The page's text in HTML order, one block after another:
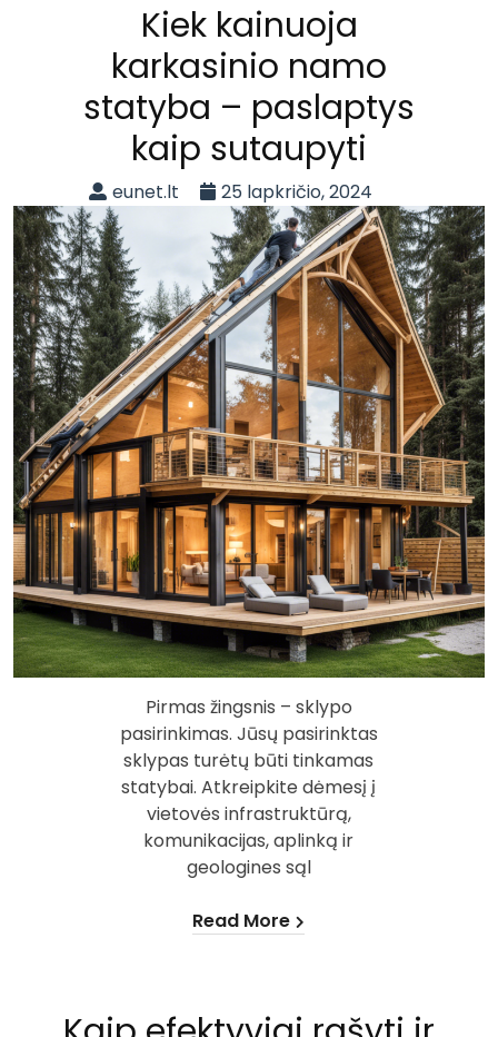
Kiek kainuoja
karkasinio namo
statyba – paslaptys
kaip sutaupyti
eunet.lt 25 lapkričio, 2024
Pirmas žingsnis – sklypo
pasirinkimas. Jūsų pasirinktas
sklypas turėtų būti tinkamas
statybai. Atkreipkite dėmesį į
vietovės infrastruktūrą,
komunikacijas, aplinką ir
geologines sąl
Read More